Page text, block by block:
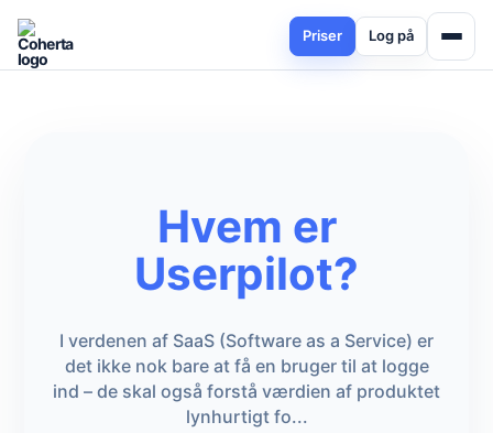
Priser Log på
Hvem er
Userpilot?
I verdenen af SaaS (Software as a Service) er
det ikke nok bare at få en bruger til at logge
ind – de skal også forstå værdien af produktet
lynhurtigt fo...